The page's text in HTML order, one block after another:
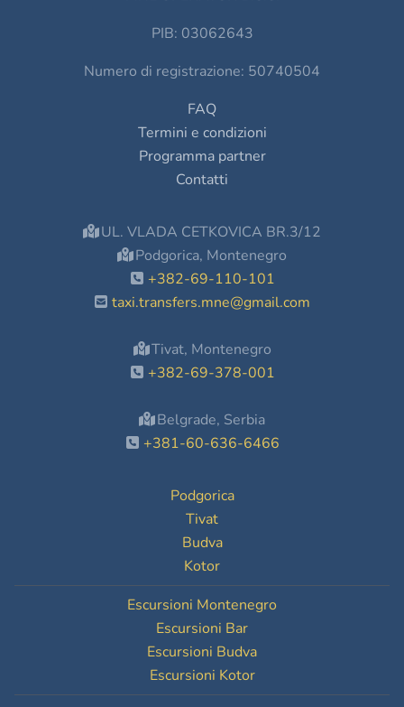
PIB: 03062643
Numero di registrazione: 50740504
FAQ
Termini e condizioni
Programma partner
Contatti
UL. VLADA CETKOVICA BR.3/12
Podgorica, Montenegro
+382-69-110-101
taxi.transfers.mne@gmail.com
Tivat, Montenegro
+382-69-378-001
Belgrade, Serbia
+381-60-636-6466
Podgorica
Tivat
Budva
Kotor
Escursioni Montenegro
Escursioni Bar
Escursioni Budva
Escursioni Kotor